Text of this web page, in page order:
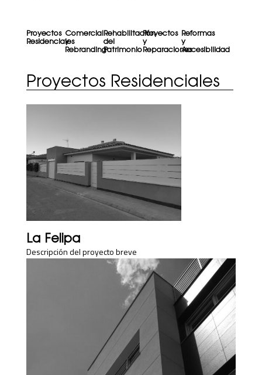
Proyectos
Residenciales
Comercial
y
Rebranding
Rehabilitación
del
Patrimonio
Proyectos
y
Reparaciones
Reformas
y
Accesibilidad
Proyectos Residenciales
La Felipa
Descripción del proyecto breve